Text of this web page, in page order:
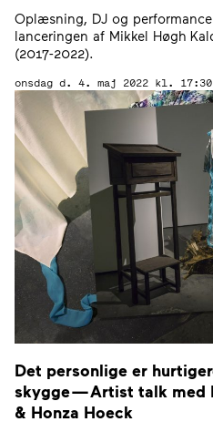
Oplæsning, DJ og
lanceringen af Mikkel Høgh
(2017-2022).
onsdag d. 4. maj 2022 kl.
Det personlige er
skygge — Artist talk med
& Honza Hoeck